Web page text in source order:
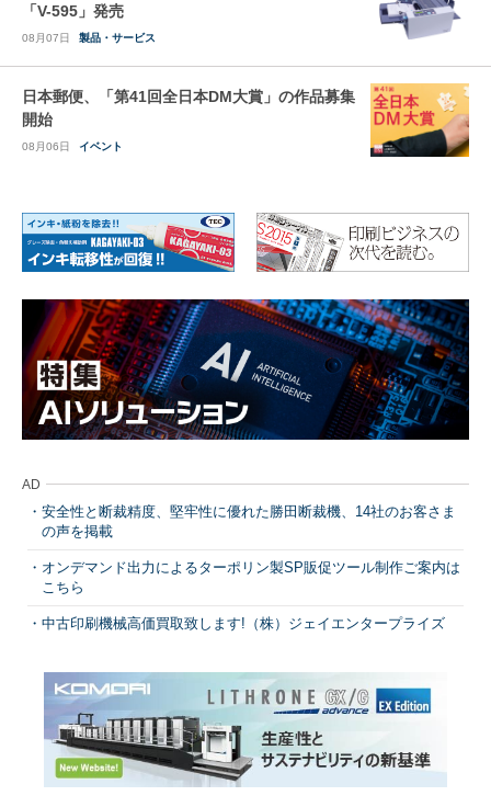
「V-595」発売
08月07日 製品・サービス
日本郵便、「第41回全日本DM大賞」の作品募集
開始
08月06日 イベント
AD
安全性と断裁精度、堅牢性に優れた勝田断裁機、14社のお客さま
の声を掲載
オンデマンド出力によるターポリン製SP販促ツール制作ご案内は
こちら
中古印刷機械高価買取致します!（株）ジェイエンタープライズ